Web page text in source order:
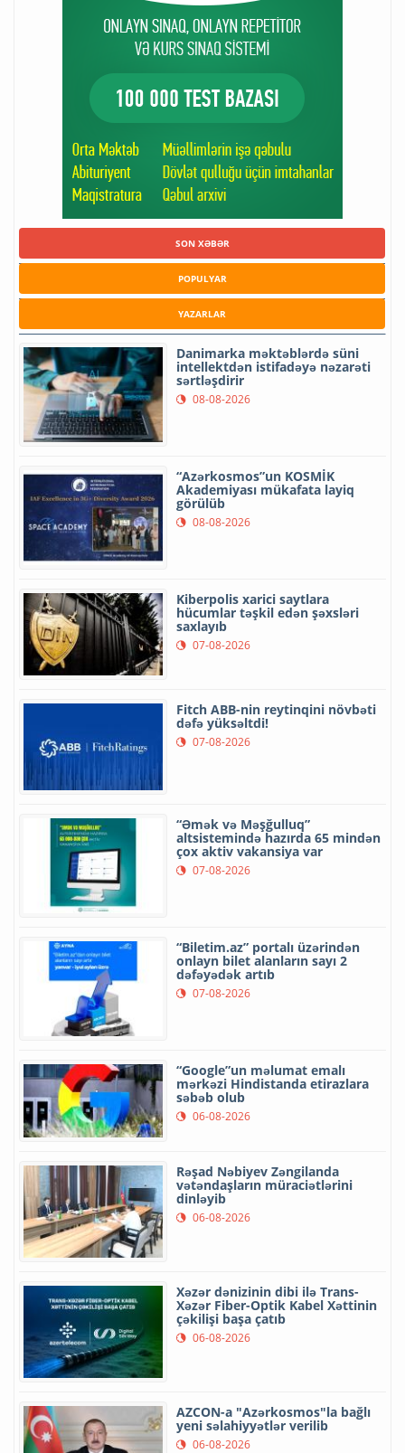
SON XƏBƏR
POPULYAR
YAZARLAR
Danimarka məktəblərdə süni
intellektdən istifadəyə nəzarəti
sərtləşdirir
08-08-2026
“Azərkosmos”un KOSMİK
Akademiyası mükafata layiq
görülüb
08-08-2026
Kiberpolis xarici saytlara
hücumlar təşkil edən şəxsləri
saxlayıb
07-08-2026
Fitch ABB-nin reytinqini növbəti
dəfə yüksəltdi!
07-08-2026
“Əmək və Məşğulluq”
altsistemində hazırda 65 mindən
çox aktiv vakansiya var
07-08-2026
“Biletim.az” portalı üzərindən
onlayn bilet alanların sayı 2
dəfəyədək artıb
07-08-2026
“Google”un məlumat emalı
mərkəzi Hindistanda etirazlara
səbəb olub
06-08-2026
Rəşad Nəbiyev Zəngilanda
vətəndaşların müraciətlərini
dinləyib
06-08-2026
Xəzər dənizinin dibi ilə Trans-
Xəzər Fiber-Optik Kabel Xəttinin
çəkilişi başa çatıb
06-08-2026
AZCON-a "Azərkosmos"la bağlı
yeni səlahiyyətlər verilib
06-08-2026